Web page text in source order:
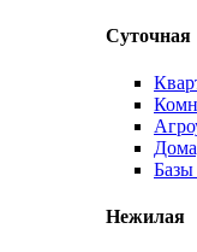
Суточная
Нежилая